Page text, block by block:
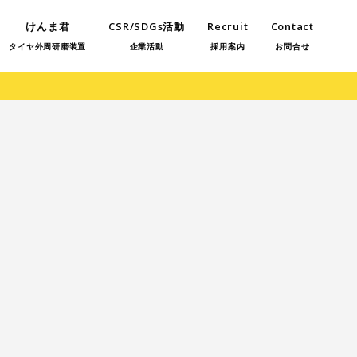
けんま君
タイヤ外周研磨装置
CSR/SDGs活動
企業活動
Recruit
採用案内
Contact
お問合せ